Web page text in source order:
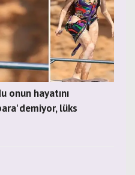
onun hayatını
demiyor, lüks